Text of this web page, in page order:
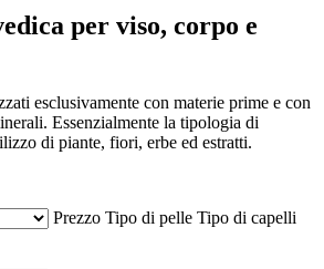
per viso, corpo e
esclusivamente con materie prime e con
Essenzialmente la tipologia di
di piante, fiori, erbe ed estratti.
Prezzo Tipo di pelle Tipo di capelli